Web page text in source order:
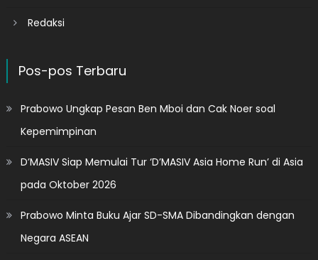
Redaksi
Pos-pos Terbaru
Prabowo Ungkap Pesan Ben Mboi dan Cak Noer soal
Kepemimpinan
D’MASIV Siap Memulai Tur ‘D’MASIV Asia Home Run’ di Asia
pada Oktober 2026
Prabowo Minta Buku Ajar SD-SMA Dibandingkan dengan
Negara ASEAN